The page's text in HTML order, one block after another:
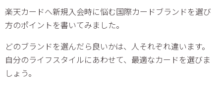
楽天カードへ新規入会時に悩む国際カードブランドを選び
方のポイントを書いてみました。
どのブランドを選んだら良いかは、人それぞれ違います。
自分のライフスタイルにあわせて、最適なカードを選びま
しょう。